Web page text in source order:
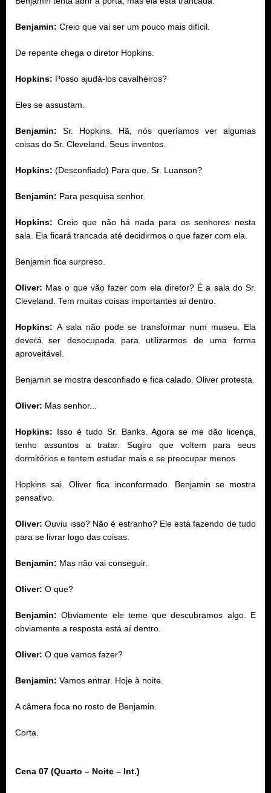
Benjamin: Creio que vai ser um pouco mais difícil.
De repente chega o diretor Hopkins.
Hopkins: Posso ajudá-los cavalheiros?
Eles se assustam.
Benjamin:
Sr. Hopkins. Hã, nós queríamos ver algumas
coisas do Sr. Cleveland. Seus inventos.
Hopkins: (Desconfiado) Para que, Sr. Luanson?
Benjamin: Para pesquisa senhor.
Hopkins: Creio que não há nada para os senhores nesta
sala. Ela ficará trancada até decidirmos o que fazer com ela.
Benjamin fica surpreso.
Oliver: Mas o que vão fazer com ela diretor? É a sala do Sr.
Cleveland. Tem muitas coisas importantes aí dentro.
Hopkins: A sala não pode se transformar num museu. Ela
deverá ser desocupada para utilizarmos de uma forma
aproveitável.
Benjamin se mostra desconfiado e fica calado. Oliver protesta.
Oliver: Mas senhor...
Hopkins: Isso é tudo Sr. Banks. Agora se me dão licença,
tenho assuntos a tratar. Sugiro que voltem para seus
dormitórios e tentem estudar mais e se preocupar menos.
Hopkins sai. Oliver fica inconformado. Benjamin se mostra
pensativo.
Oliver: Ouviu isso? Não é estranho? Ele está fazendo de tudo
para se livrar logo das coisas.
Benjamin: Mas não vai conseguir.
Oliver: O que?
Benjamin: Obviamente ele teme que descubramos algo. E
obviamente a resposta está aí dentro.
Oliver: O que vamos fazer?
Benjamin: Vamos entrar. Hoje à noite.
A câmera foca no rosto de Benjamin.
Corta.
Cena 07 (Quarto – Noite – Int.)